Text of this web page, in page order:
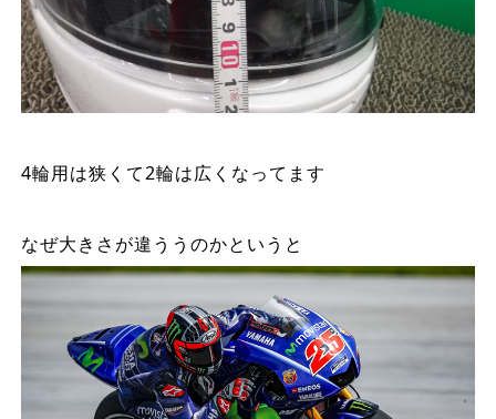
4輪用は狭くて2輪は広くなってます
なぜ大きさが違ううのかというと